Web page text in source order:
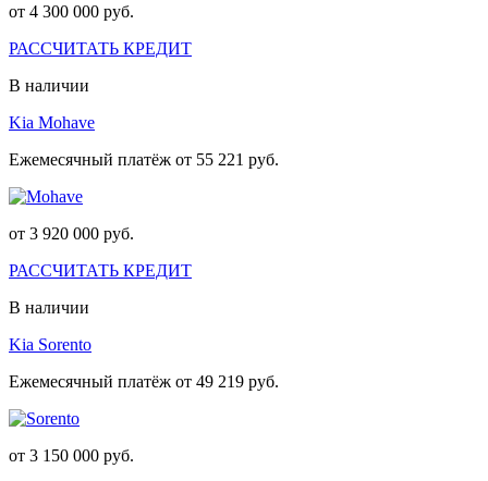
от 4 300 000 руб.
РАССЧИТАТЬ КРЕДИТ
В наличии
Kia Mohave
Ежемесячный платёж от 55 221 руб.
от 3 920 000 руб.
РАССЧИТАТЬ КРЕДИТ
В наличии
Kia Sorento
Ежемесячный платёж от 49 219 руб.
от 3 150 000 руб.